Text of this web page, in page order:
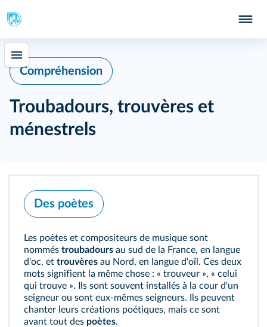
Compréhension
Troubadours, trouvères et
ménestrels
Des poètes
Les poètes et compositeurs de musique sont
nommés troubadours au sud de la France, en langue
d'oc, et trouvères au Nord, en langue d'oïl. Ces deux
mots signifient la même chose : « trouveur », « celui
qui trouve ». Ils sont souvent installés à la cour d'un
seigneur ou sont eux-mêmes seigneurs. Ils peuvent
chanter leurs créations poétiques, mais ce sont
avant tout des poètes.